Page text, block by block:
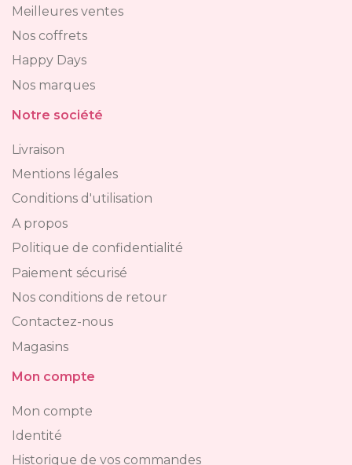
Meilleures ventes
Nos coffrets
Happy Days
Nos marques
Notre société
Livraison
Mentions légales
Conditions d'utilisation
A propos
Politique de confidentialité
Paiement sécurisé
Nos conditions de retour
Contactez-nous
Magasins
Mon compte
Mon compte
Identité
Historique de vos commandes